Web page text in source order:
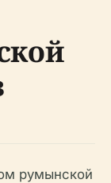
румынской